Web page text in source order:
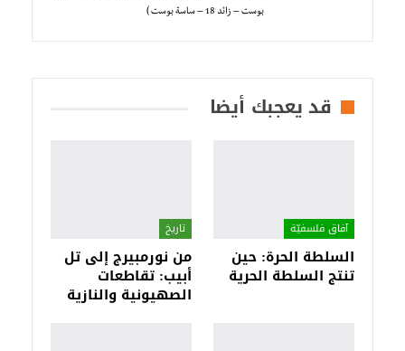
بوست – زائد 18 – ساسة بوست )
قد يعجبك أيضا
آفاق فلسفيّة‎
السلطة الحرة: حين
تنتج السلطة الحرية
تاريخ
من نورمبيرج إلى تل
أبيب: تقاطعات
الصهيونية والنازية